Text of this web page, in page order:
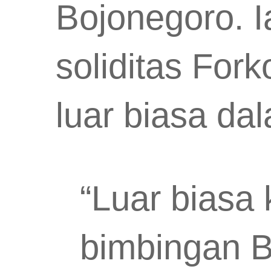
Bojonegoro.
soliditas
luar biasa
“Luar
bimbingan